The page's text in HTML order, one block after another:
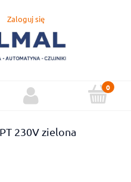
Zaloguj się
230V zielona